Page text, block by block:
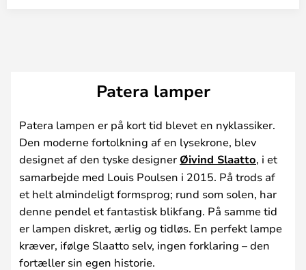
Patera lamper
Patera lampen er på kort tid blevet en nyklassiker.
Den moderne fortolkning af en lysekrone, blev
designet af den tyske designer Øivind Slaatto, i et
samarbejde med Louis Poulsen i 2015. På trods af
et helt almindeligt formsprog; rund som solen, har
denne pendel et fantastisk blikfang. På samme tid
er lampen diskret, ærlig og tidløs. En perfekt lampe
kræver, ifølge Slaatto selv, ingen forklaring – den
fortæller sin egen historie.